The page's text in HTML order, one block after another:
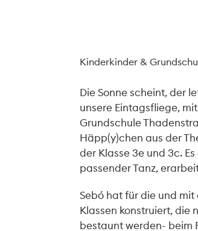
Kinderkinder &
Die Sonne scheint, der
unsere Eintagsfliege,
Grundschule
Häpp(y)chen aus der
der Klasse 3e und 3c.
passender Tanz,
Sebó hat für die und
Klassen konstruiert, die
bestaunt werden- beim